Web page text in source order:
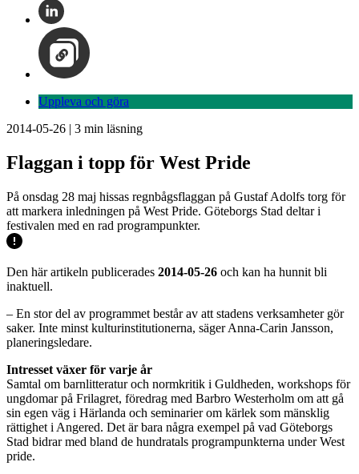
Uppleva och göra
2014-05-26 | 3 min läsning
Flaggan i topp för West Pride
På onsdag 28 maj hissas regnbågsflaggan på Gustaf Adolfs torg för
att markera inledningen på West Pride. Göteborgs Stad deltar i
festivalen med en rad programpunkter.
Den här artikeln publicerades 2014-05-26 och kan ha hunnit bli
inaktuell.
– En stor del av programmet består av att stadens verksamheter gör
saker. Inte minst kulturinstitutionerna, säger Anna-Carin Jansson,
planeringsledare.
Intresset växer för varje år
Samtal om barnlitteratur och normkritik i Guldheden, workshops för
ungdomar på Frilagret, föredrag med Barbro Westerholm om att gå
sin egen väg i Härlanda och seminarier om kärlek som mänsklig
rättighet i Angered. Det är bara några exempel på vad Göteborgs
Stad bidrar med bland de hundratals programpunkterna under West
pride.